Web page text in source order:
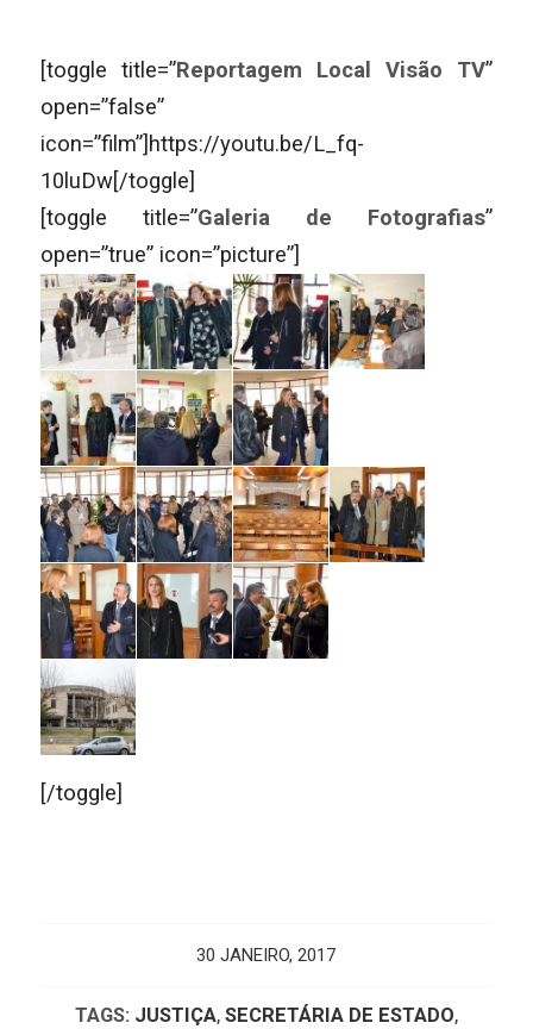
[toggle title=”Reportagem Local Visão TV”
open=”false”
icon=”film”]https://youtu.be/L_fq-
10luDw[/toggle]
[toggle title=”Galeria de Fotografias”
open=”true” icon=”picture”]
[/toggle]
30 JANEIRO, 2017
TAGS: JUSTIÇA, SECRETÁRIA DE ESTADO,